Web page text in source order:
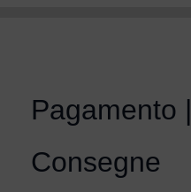
Pagamento |
Consegne